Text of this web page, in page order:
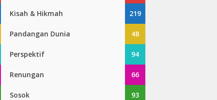
Kisah & Hikmah 219
Pandangan Dunia 48
Perspektif 94
Renungan 66
Sosok 93